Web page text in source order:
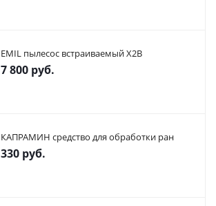
EMIL пылесос встраиваемый X2В
7 800 руб.
КАПРАМИН средство для обработки ран
330 руб.